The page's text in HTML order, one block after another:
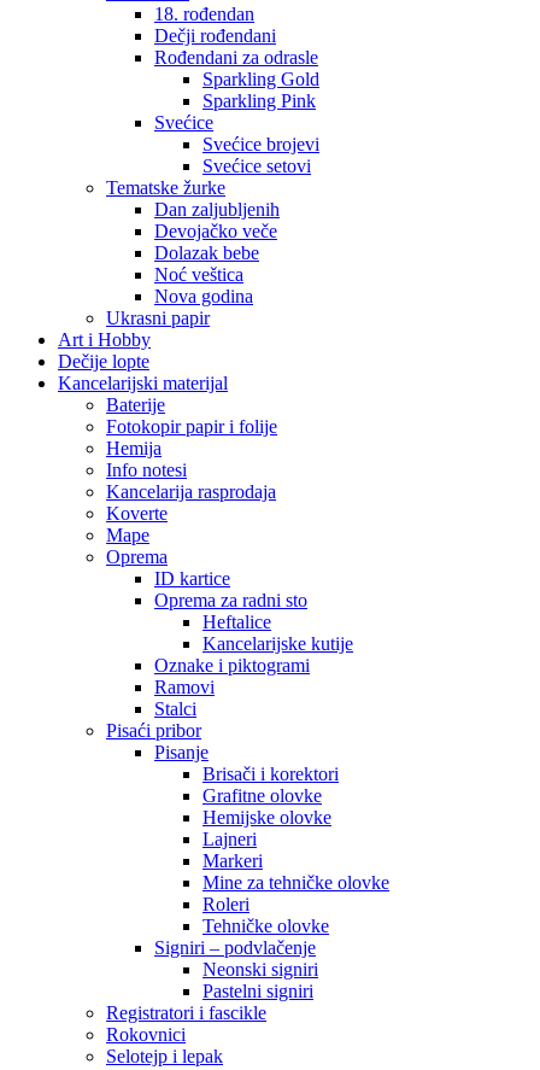
18. rođendan
Dečji rođendani
Rođendani za odrasle
Sparkling Gold
Sparkling Pink
Svećice
Svećice brojevi
Svećice setovi
Tematske žurke
Dan zaljubljenih
Devojačko veče
Dolazak bebe
Noć veštica
Nova godina
Ukrasni papir
Art i Hobby
Dečije lopte
Kancelarijski materijal
Baterije
Fotokopir papir i folije
Hemija
Info notesi
Kancelarija rasprodaja
Koverte
Mape
Oprema
ID kartice
Oprema za radni sto
Heftalice
Kancelarijske kutije
Oznake i piktogrami
Ramovi
Stalci
Pisaći pribor
Pisanje
Brisači i korektori
Grafitne olovke
Hemijske olovke
Lajneri
Markeri
Mine za tehničke olovke
Roleri
Tehničke olovke
Signiri – podvlačenje
Neonski signiri
Pastelni signiri
Registratori i fascikle
Rokovnici
Selotejp i lepak